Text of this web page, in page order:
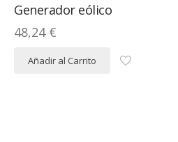
Generador eólico
48,24 €
Añadir al Carrito